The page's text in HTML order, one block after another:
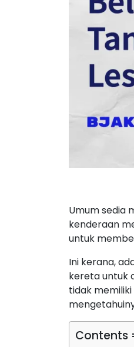
Umum sedia
kenderaan
untuk
Ini kerana,
kereta untuk
tidak
Contents